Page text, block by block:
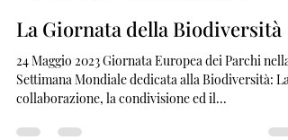
Met Bio
24 mag 2023
Tempo di lettura: 1 min
La Giornata della Biodiversità